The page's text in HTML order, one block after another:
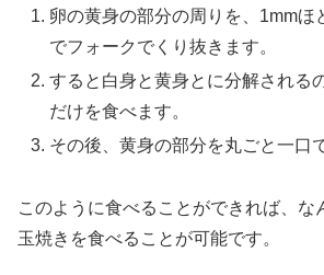
卵の黄身の部分の周りを、1mmほ
でフォークでくり抜きます。
すると白身と黄身とに分解される
だけを食べます。
その後、黄身の部分を丸ごと一口
このように食べることができれば、な
玉焼きを食べることが可能です。